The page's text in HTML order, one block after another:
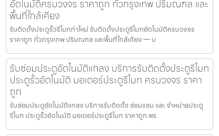
อัตโนมัติครบวงจร ราคาถูก ทั่วกรุงเทพ ปริมณฑล และ
พื้นที่ใกล้เคียง
รับติดตั้งประตูรั้วรีโมทท่าใหม่ รับติดตั้งประตูรีโมทอัตโนมัติครบวงจร
ราคาถูก ทั่วกรุงเทพ ปริมณฑล และพื้นที่ใกล้เคียง — บ
รับซ่อมประตูอัตโนมัติแกลง บริการรับติดตั้งประตูรีโมท
ประตูรั้วอัตโนมัติ มอเตอร์ประตูรีโมท ครบวงจร ราคา
ถูก
รับซ่อมประตูอัตโนมัติแกลง บริการรับติดตั้ง ซ่อมแซม และ จำหน่ายประตู
รีโมท ประตูรั้วอัตโนมัติ มอเตอร์ประตูรีโมท ราคาถูก พร